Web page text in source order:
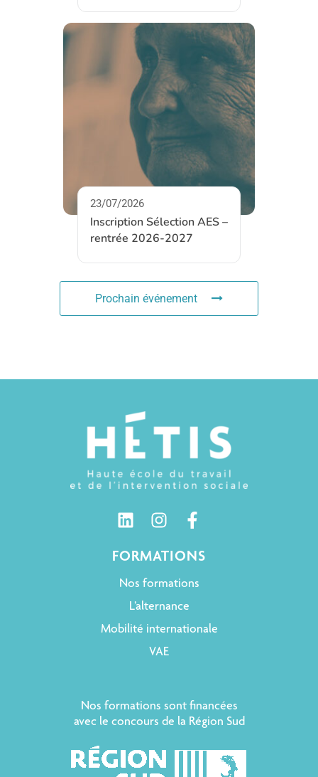
23/07/2026
Inscription Sélection AES –
rentrée 2026-2027
Prochain événement
FORMATIONS
Nos formations
L’alternance
Mobilité internationale
VAE
Nos formations sont financées
avec le concours de la Région Sud